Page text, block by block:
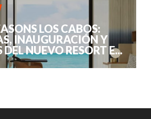
LOS CABOS:
INAUGURACIÓN Y
DEL NUEVO RESORT E...